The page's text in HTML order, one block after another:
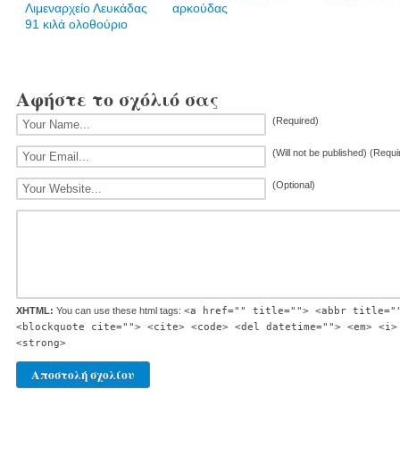
Λιμεναρχείο Λευκάδας
91 κιλά ολοθούριο
αρκούδας
Αφήστε το σχόλιό σας
(Required)
(Will not be published)
(Optional)
XHTML: You can use these html tags: <a href="" title=""> <abbr
<blockquote cite=""> <cite> <code> <del datetime=""> <em>
<strong>